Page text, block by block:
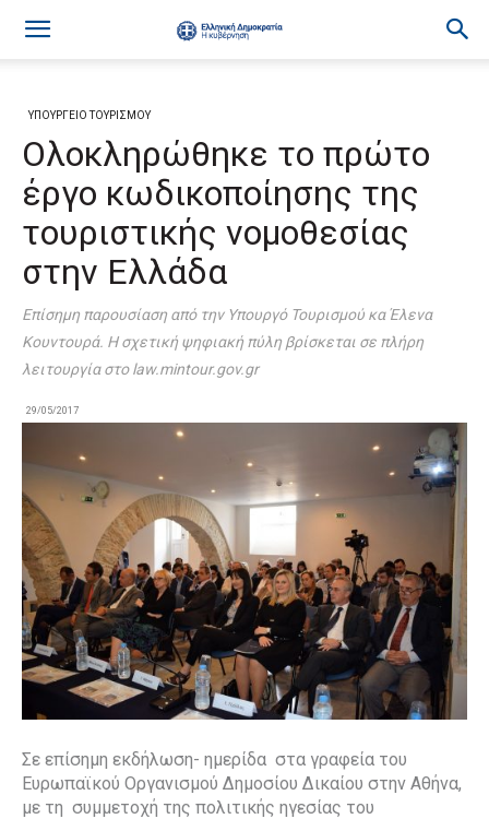
ΥΠΟΥΡΓΕΙΟ ΤΟΥΡΙΣΜΟΥ
Ολοκληρώθηκε το πρώτο
έργο κωδικοποίησης της
τουριστικής νομοθεσίας
στην Ελλάδα
Επίσημη παρουσίαση από την Υπουργό Τουρισμού κα Έλενα
Κουντουρά. Η σχετική ψηφιακή πύλη βρίσκεται σε πλήρη
λειτουργία στο law.mintour.gov.gr
29/05/2017
Σε επίσημη εκδήλωση- ημερίδα στα γραφεία του
Ευρωπαϊκού Οργανισμού Δημοσίου Δικαίου στην Αθήνα,
με τη συμμετοχή της πολιτικής ηγεσίας του